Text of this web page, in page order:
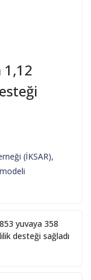
1,12
(İKSAR),
yuvaya 358
desteği sağladı